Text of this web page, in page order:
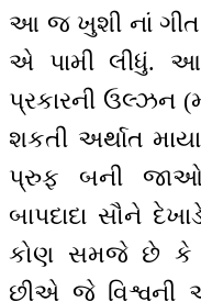
આ જ ખુશી નાં ગીત
એ પામી લીધું. આ
પ્રકારની ઉલ્ઝન
શકતી અર્થાત
પ્રુફ બની
બાપદાદા સૌને
કોણ સમજે છે કે
છીએ જે વિશ્વની